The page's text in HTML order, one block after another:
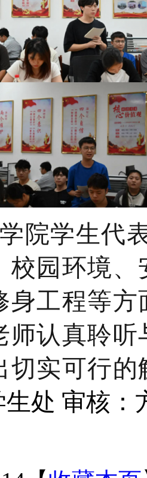
院学生代
校园环境
身工程等
师认真聆
切实可行
生处 审核：